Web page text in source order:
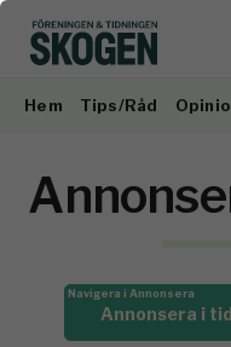
Hem Tips/Råd
Annonsera i
Navigera i Annonsera